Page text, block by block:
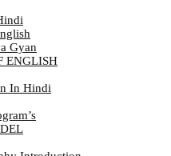
Gyan
ENGLISH
In Hindi